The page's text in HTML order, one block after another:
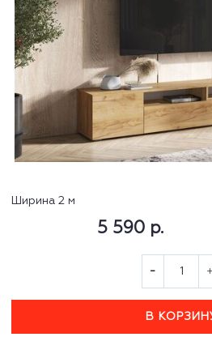
Ширина 2 м
5 590 р.
В